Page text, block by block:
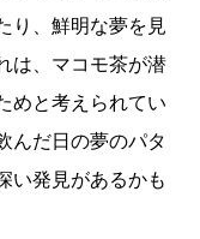
り、鮮明な夢を見
は、マコモ茶が潜
めと考えられてい
んだ日の夢のパタ
い発見があるかも